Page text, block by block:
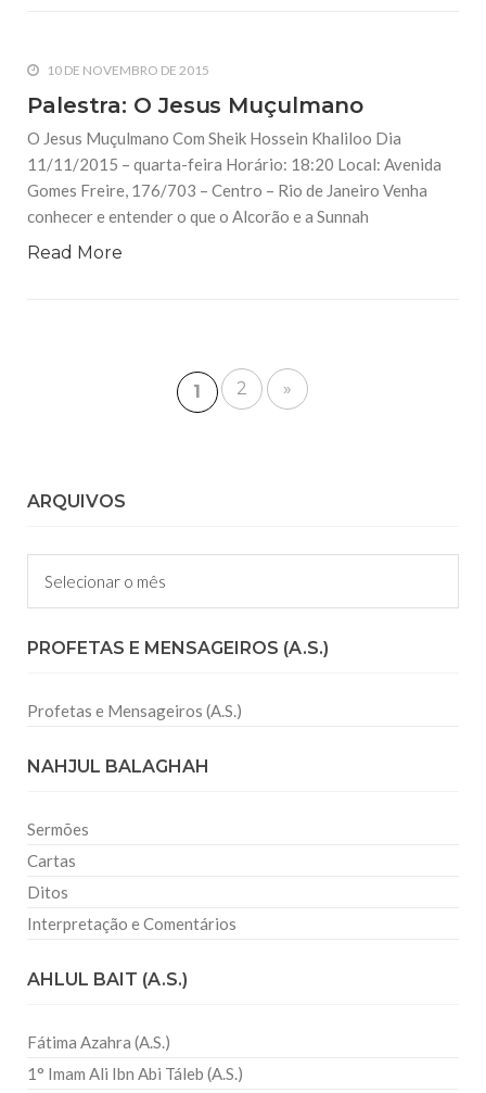
10 DE NOVEMBRO DE 2015
Palestra: O Jesus Muçulmano
O Jesus Muçulmano Com Sheik Hossein Khaliloo Dia
11/11/2015 – quarta-feira Horário: 18:20 Local: Avenida
Gomes Freire, 176/703 – Centro – Rio de Janeiro Venha
conhecer e entender o que o Alcorão e a Sunnah
Read More
1 2 »
ARQUIVOS
Arquivos
PROFETAS E MENSAGEIROS (A.S.)
Profetas e Mensageiros (A.S.)
NAHJUL BALAGHAH
Sermões
Cartas
Ditos
Interpretação e Comentários
AHLUL BAIT (A.S.)
Fátima Azahra (A.S.)
1° Imam Ali Ibn Abi Táleb (A.S.)